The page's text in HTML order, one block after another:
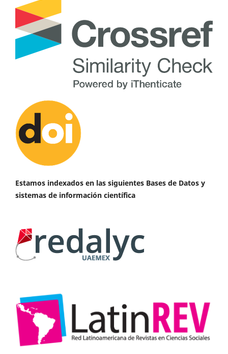
Estamos indexados en las siguientes Bases de Datos y
sistemas de información científica